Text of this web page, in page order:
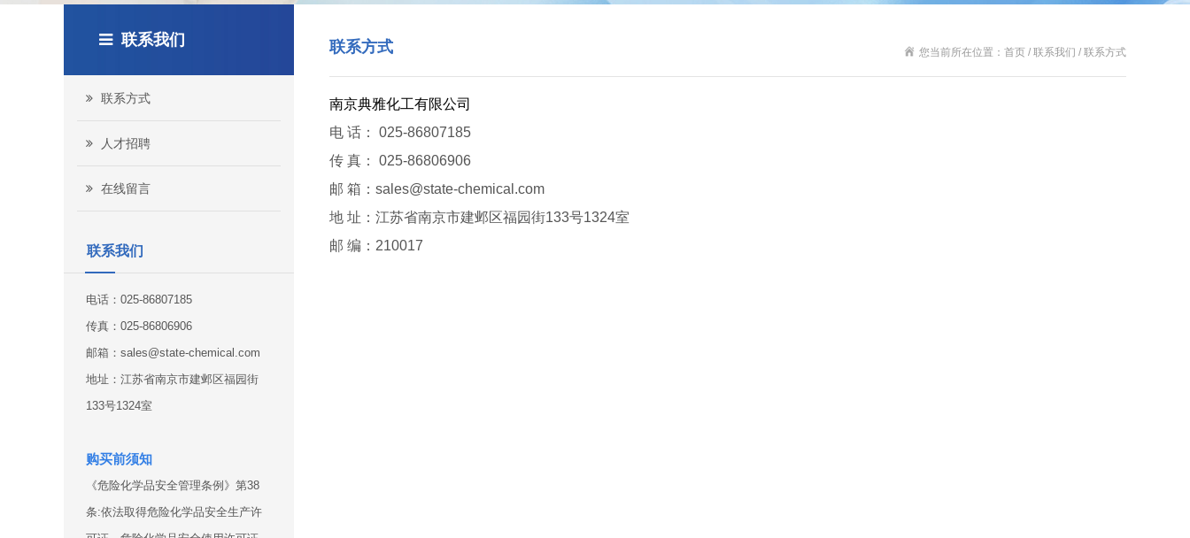
联系我们
联系方式
人才招聘
在线留言
联系我们
电话：025-86807185
传真：025-86806906
邮箱：sales@state-chemical.com
地址：江苏省南京市建邺区福园街
133号1324室
购买前须知
《危险化学品安全管理条例》第38
条:依法取得危险化学品安全生产许
联系方式 您当前所在位置：首页 / 联系我们 / 联系方式
南京典雅化工有限公司
电 话： 025-86807185
传 真：
025-86806906
邮 箱： sales@state-chemical.com
地 址：江苏省南京市建邺区福园街133号1324室
邮 编：210017